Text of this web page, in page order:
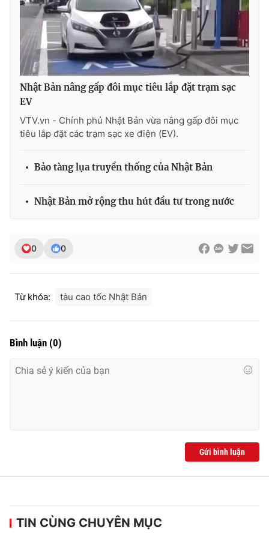
THỜI BÁO VTV
Theo dõi báo trên
Cơ quan báo chí:Thời báo VTV
cấp ngày 29/12/2023
Nguyễn Trọng Ninh
Email: toasoan@vtv.vn
® Cấm sao chép dưới mọi hình thức nếu không có sự chấp
Nhật Bản nâng gấp đôi mục tiêu lắp đặt trạm sạc
EV
VTV.vn - Chính phủ Nhật Bản vừa nâng gấp đôi mục
tiêu lắp đặt các trạm sạc xe điện (EV).
Bảo tàng lụa truyền thống của Nhật Bản
Nhật Bản mở rộng thu hút đầu tư trong nước
0 0
Từ khóa: tàu cao tốc Nhật Bản
Bình luận (0)
Gửi bình luận
TIN CÙNG CHUYÊN MỤC